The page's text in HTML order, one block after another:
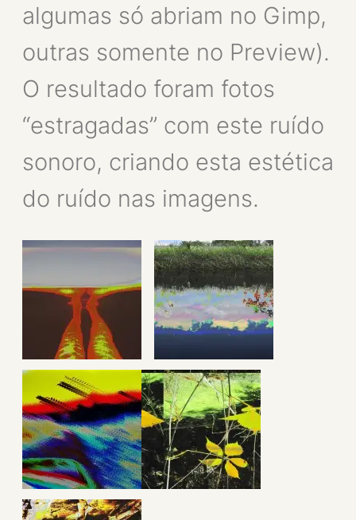
algumas só abriam no Gimp,
outras somente no Preview).
O resultado foram fotos
“estragadas” com este ruído
sonoro, criando esta estética
do ruído nas imagens.